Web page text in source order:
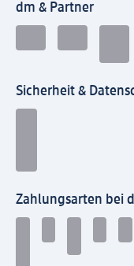
dm & Partner
Sicherheit &
Zahlungsarten bei